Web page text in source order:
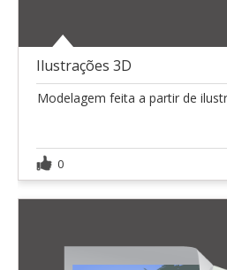
Ilustrações 3D
Modelagem feita a partir de
0